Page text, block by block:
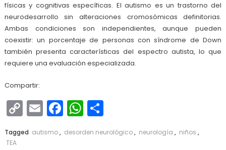
físicas y cognitivas específicas. El autismo es un trastorno del
neurodesarrollo sin alteraciones cromosómicas definitorias.
Ambas condiciones son independientes, aunque pueden
coexistir: un porcentaje de personas con síndrome de Down
también presenta características del espectro autista, lo que
requiere una evaluación especializada.
Compartir:
Copy
Link
EmailFacebook
WhatsApp
Compartir
Tagged autismo, desorden neurológico, neurología , niños ,
TEA